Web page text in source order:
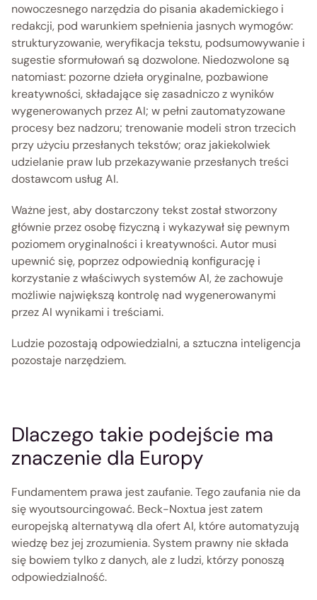
nowoczesnego narzędzia do pisania akademickiego i
redakcji, pod warunkiem spełnienia jasnych wymogów:
strukturyzowanie, weryfikacja tekstu, podsumowywanie i
sugestie sformułowań są dozwolone. Niedozwolone są
natomiast: pozorne dzieła oryginalne, pozbawione
kreatywności, składające się zasadniczo z wyników
wygenerowanych przez AI; w pełni zautomatyzowane
procesy bez nadzoru; trenowanie modeli stron trzecich
przy użyciu przesłanych tekstów; oraz jakiekolwiek
udzielanie praw lub przekazywanie przesłanych treści
dostawcom usług AI.
Ważne jest, aby dostarczony tekst został stworzony
głównie przez osobę fizyczną i wykazywał się pewnym
poziomem oryginalności i kreatywności. Autor musi
upewnić się, poprzez odpowiednią konfigurację i
korzystanie z właściwych systemów AI, że zachowuje
możliwie największą kontrolę nad wygenerowanymi
przez AI wynikami i treściami.
Ludzie pozostają odpowiedzialni, a sztuczna inteligencja
pozostaje narzędziem.
Dlaczego takie podejście ma
znaczenie dla Europy
Fundamentem prawa jest zaufanie. Tego zaufania nie da
się wyoutsourcingować. Beck-Noxtua jest zatem
europejską alternatywą dla ofert AI, które automatyzują
wiedzę bez jej zrozumienia. System prawny nie składa
się bowiem tylko z danych, ale z ludzi, którzy ponoszą
odpowiedzialność.